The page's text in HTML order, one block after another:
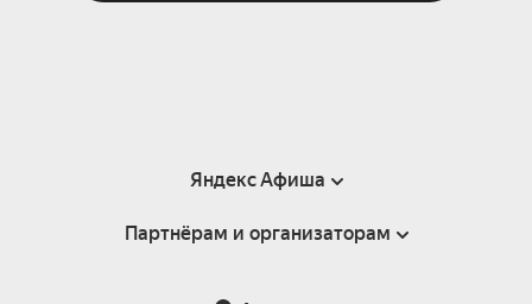
Яндекс Афиша
Справка
Партнёрам и организаторам